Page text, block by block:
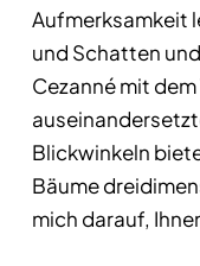
Aufmerksamkeit
und Schatten
Cezanné mit
Blickwinkeln
Bäume
mich darauf,